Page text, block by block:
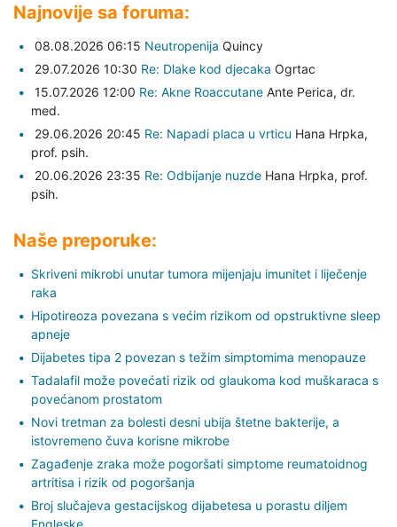
Najnovije sa foruma:
08.08.2026 06:15 Neutropenija Quincy
29.07.2026 10:30 Re: Dlake kod djecaka Ogrtac
15.07.2026 12:00 Re: Akne Roaccutane Ante Perica, dr.
med.
29.06.2026 20:45 Re: Napadi placa u vrticu Hana Hrpka,
prof. psih.
20.06.2026 23:35 Re: Odbijanje nuzde Hana Hrpka, prof.
psih.
Naše preporuke:
Skriveni mikrobi unutar tumora mijenjaju imunitet i liječenje
raka
Hipotireoza povezana s većim rizikom od opstruktivne sleep
apneje
Dijabetes tipa 2 povezan s težim simptomima menopauze
Tadalafil može povećati rizik od glaukoma kod muškaraca s
povećanom prostatom
Novi tretman za bolesti desni ubija štetne bakterije, a
istovremeno čuva korisne mikrobe
Zagađenje zraka može pogoršati simptome reumatoidnog
artritisa i rizik od pogoršanja
Broj slučajeva gestacijskog dijabetesa u porastu diljem
Engleske